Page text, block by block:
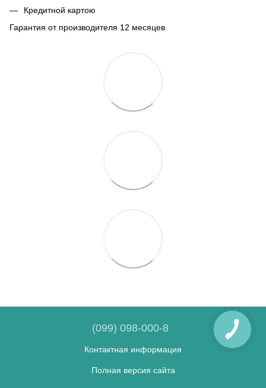
Кредитной картою
Гарантия от производителя 12 месяцев
(099) 098-000-8
Контактная информация
Полная версия сайта